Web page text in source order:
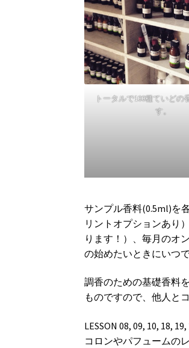
トータルで100種ていどの
す。
サンプル香料(0.5ml)を
リントオプションあり
ります！）、毎月のオ
の始めたいときにいつ
調香のための基礎香料
ものですので、他人と
LESSON 08, 09, 10, 18,
コロンやパフュームの